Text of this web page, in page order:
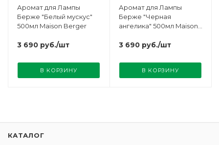
Аромат для Лампы
Берже "Белый мускус"
500мл Maison Berger
3 690 руб./шт
В КОРЗИНУ
Аромат для Лампы
Берже "Черная
ангелика" 500мл Maison
3 690 руб./шт
В КОРЗИНУ
КАТАЛОГ